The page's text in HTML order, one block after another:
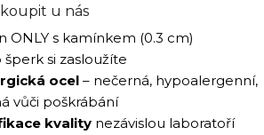
u nás
ONLY s kamínkem (0.3 cm)
šperk si zasloužíte
ocel – nečerná, hypoalergenní,
vůči poškrábání
kvality nezávislou laboratoří